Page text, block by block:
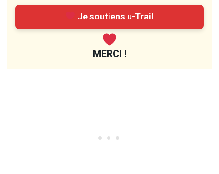
Je soutiens u-Trail
MERCI !